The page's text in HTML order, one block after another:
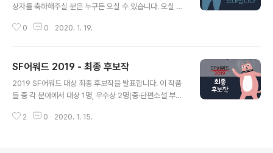
상자를 축하해주실 분은 누구든 오실 수 있습니다. 오실 분
래의 구글폼을 입력해주세요. [SF어워드 시상식 참가 신청
주세요. 일시 2020년 2월 1일(토) 오후 4시 ~ 6시 장소
국립과천과학관 창조홀 식순 개회사 한국SF협회장 인사 S
F어워드 운영위원장 발표 심사위원장 총평 시상 5-1. 영상
시즌 1 (김성훈) 5-2. 만화/웹툰 부문 심사평과 시상 다리
0 0 2020. 1. 19.
SF어워드 2019 - 최종 후보작
2019 SF어워드 대상 최종 후보작을 발표합니다. 이 작품
들 중 각 분야에서 대상 1명, 우수상 2명(중·단편소설 부문
식 현장에서 발표됩니다. 장편소설 작품명 작가 출판사 돌
2 0 2020. 1. 15.